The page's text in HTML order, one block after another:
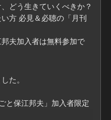
どう生きていくべきか？
方 必見＆必聴の「月刊
夫加入者は無料参加で
た。
と保江邦夫」加入者限定